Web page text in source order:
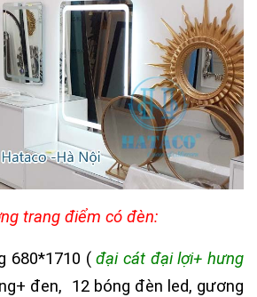
trang điểm có đèn:
680*1710 (đại cát đại lợi+ hưng
đen, 12 bóng đèn led, gương